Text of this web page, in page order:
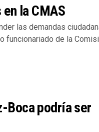
la CMAS
las demandas
funcionariado de la
Boca podría ser